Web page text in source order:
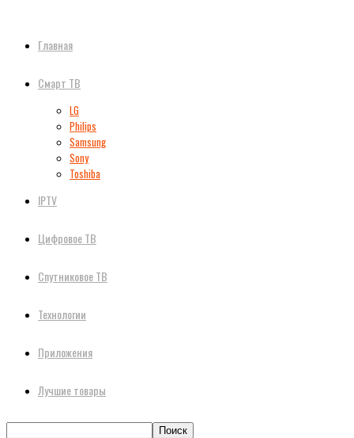
Главная
Смарт ТВ
LG
Philips
Samsung
Sony
Toshiba
IPTV
Цифровое ТВ
Спутниковое ТВ
Технологии
Приложения
Лучшие товары